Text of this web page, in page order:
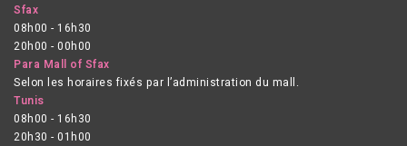
Sfax
08h00 - 16h30
20h00 - 00h00
Para Mall of Sfax
Selon les horaires fixés par l’administration du mall.
Tunis
08h00 - 16h30
20h30 - 01h00